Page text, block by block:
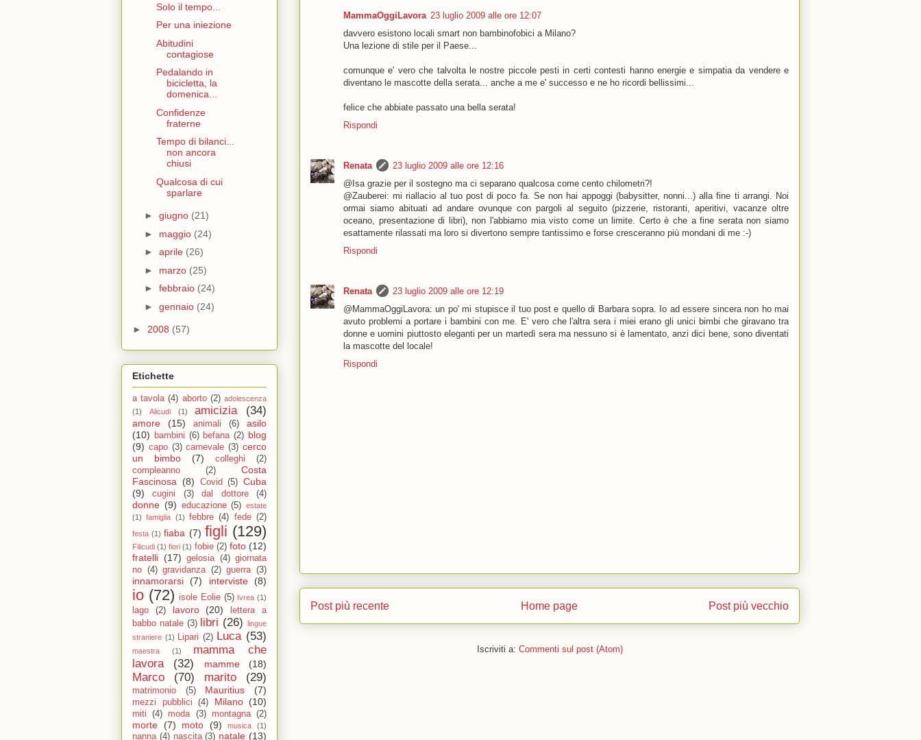
MammaOggiLavora 23 luglio 2009 alle ore 12:07
davvero esistono locali smart non bambinofobici a Milano?
Una lezione di stile per il Paese...
comunque e' vero che talvolta le nostre piccole pesti in certi contesti hanno energie e simpatia da vendere e
diventano le mascotte della serata... anche a me e' successo e ne ho ricordi bellissimi...
felice che abbiate passato una bella serata!
Rispondi
Renata
23 luglio 2009 alle ore 12:16
@Isa grazie per il sostegno ma ci separano qualcosa come cento chilometri?!
@Zauberei: mi riallacio al tuo post di poco fa. Se non hai appoggi (babysitter, nonni...) alla fine ti arrangi. Noi
ormai siamo abituati ad andare ovunque con pargoli al seguito (pizzerie, ristoranti, aperitivi, vacanze oltre
oceano, presentazione di libri), non l'abbiamo mia visto come un limite. Certo è che a fine serata non siamo
esattamente rilassati ma loro si divertono sempre tantissimo e forse cresceranno più mondani di me :-)
Rispondi
Renata
23 luglio 2009 alle ore 12:19
@MammaOggiLavora: un po' mi stupisce il tuo post e quello di Barbara sopra. Io ad essere sincera non ho mai
avuto problemi a portare i bambini con me. E' vero che l'altra sera i miei erano gli unici bimbi che giravano tra
donne e uomini piuttosto eleganti per un martedì sera ma nessuno si è lamentato, anzi dici bene, sono diventati
la mascotte del locale!
Rispondi
Post più recente Post più vecchio
Home page
Iscriviti a: Commenti sul post (Atom)
Solo il tempo...
Per una iniezione
Abitudini
contagiose
Pedalando in
bicicletta, la
domenica...
Confidenze
fraterne
Tempo di bilanci...
non ancora
chiusi
Qualcosa di cui
sparlare
► giugno (21)
► maggio (24)
► aprile (26)
► marzo (25)
► febbraio (24)
► gennaio (24)
► 2008 (57)
Etichette
a tavola (4) aborto (2) adolescenza
(1)
Alicudi (1) amicizia (34)
amore (15) animali (6)
asilo
(10)
bambini (6) befana (2) blog
(9) capo (3) carnevale (3) cerco
un bimbo
(7) colleghi
(2)
compleanno
(2)
Costa
Fascinosa (8) Covid (5) Cuba
(9)
cugini (3) dal dottore (4)
donne (9) educazione (5) estate
(1)
famiglia (1) febbre (4) fede (2)
festa (1) fiaba (7) figli (129)
Filicudi (1) fiori (1) fobie (2) foto (12)
fratelli (17) gelosia (4) giornata
no (4) gravidanza (2) guerra (3)
innamorarsi (7) interviste (8)
io (72) isole Eolie (5) Ivrea (1)
lago (2) lavoro (20)
lettera a
babbo natale (3) libri (26)
lingue
straniere (1) Lipari (2) Luca (53)
maestra (1)
mamma che
lavora
(32) mamme (18)
Marco (70) marito (29)
matrimonio (5) Mauritius (7)
mezzi pubblici (4) Milano (10)
miti (4) moda (3) montagna (2)
morte (7) moto (9) musica (1)
nanna (4) nascita (3) natale (13)